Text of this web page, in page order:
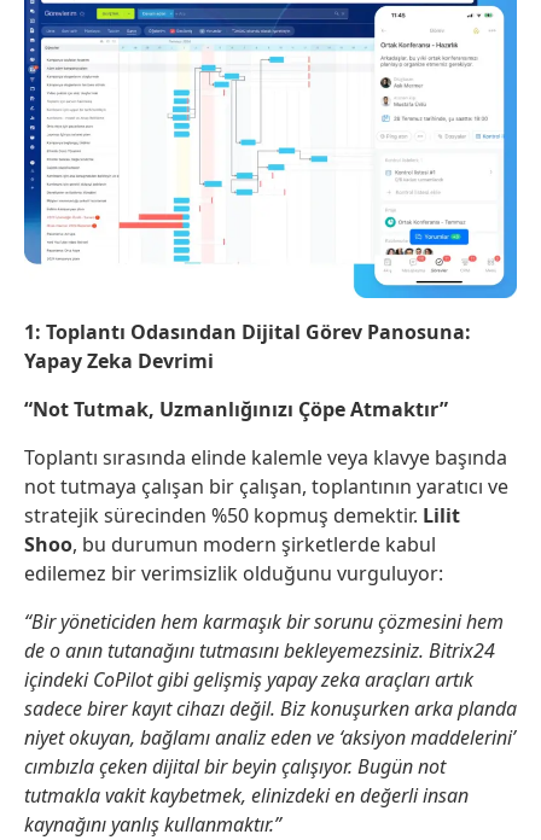
1: Toplantı Odasından Dijital Görev Panosuna:
Yapay Zeka Devrimi
“Not Tutmak, Uzmanlığınızı Çöpe Atmaktır”
Toplantı sırasında elinde kalemle veya klavye başında
not tutmaya çalışan bir çalışan, toplantının yaratıcı ve
stratejik sürecinden %50 kopmuş demektir. Lilit
Shoo, bu durumun modern şirketlerde kabul
edilemez bir verimsizlik olduğunu vurguluyor:
“Bir yöneticiden hem karmaşık bir sorunu çözmesini hem
de o anın tutanağını tutmasını bekleyemezsiniz. Bitrix24
içindeki CoPilot gibi gelişmiş yapay zeka araçları artık
sadece birer kayıt cihazı değil. Biz konuşurken arka planda
niyet okuyan, bağlamı analiz eden ve ‘aksiyon maddelerini’
cımbızla çeken dijital bir beyin çalışıyor. Bugün not
tutmakla vakit kaybetmek, elinizdeki en değerli insan
kaynağını yanlış kullanmaktır.”